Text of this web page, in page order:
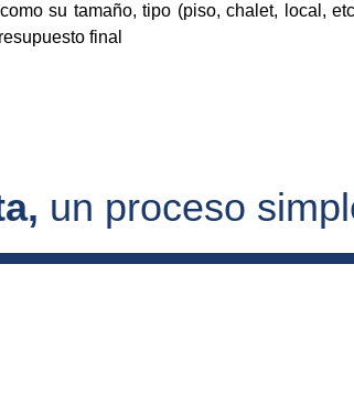
su tamaño, tipo (piso, chalet, local,
final
un proceso